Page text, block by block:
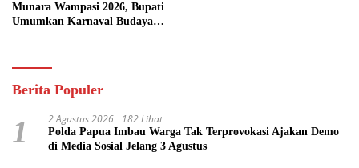
Munara Wampasi 2026, Bupati
Umumkan Karnaval Budaya
Berita Populer
1 2 Agustus 2026 182 Lihat
Polda Papua Imbau Warga Tak Terprovokasi Ajakan Demo
di Media Sosial Jelang 3 Agustus